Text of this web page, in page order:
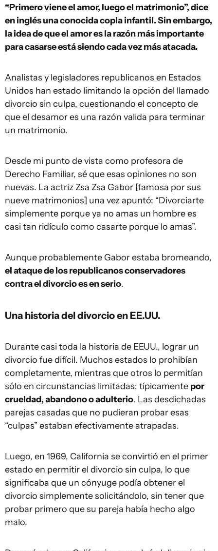
“Primero viene el amor, luego el matrimonio”, dice
en inglés una conocida copla infantil. Sin embargo,
la idea de que el amor es la razón más importante
para casarse está siendo cada vez más atacada.
Analistas y legisladores republicanos en Estados
Unidos han estado limitando la opción del llamado
divorcio sin culpa, cuestionando el concepto de
que el desamor es una razón valida para terminar
un matrimonio.
Desde mi punto de vista como profesora de
Derecho Familiar, sé que esas opiniones no son
nuevas. La actriz Zsa Zsa Gabor [famosa por sus
nueve matrimonios] una vez apuntó: “Divorciarte
simplemente porque ya no amas un hombre es
casi tan ridículo como casarte porque lo amas”.
Aunque probablemente Gabor estaba bromeando,
el ataque de los republicanos conservadores
contra el divorcio es en serio.
Una historia del divorcio en EE.UU.
Durante casi toda la historia de EEUU., lograr un
divorcio fue difícil. Muchos estados lo prohibían
completamente, mientras que otros lo permitían
sólo en circunstancias limitadas; típicamente por
crueldad, abandono o adulterio. Las desdichadas
parejas casadas que no pudieran probar esas
“culpas” estaban efectivamente atrapadas.
Luego, en 1969, California se convirtió en el primer
estado en permitir el divorcio sin culpa, lo que
significaba que un cónyuge podía obtener el
divorcio simplemente solicitándolo, sin tener que
probar primero que su pareja había hecho algo
malo.